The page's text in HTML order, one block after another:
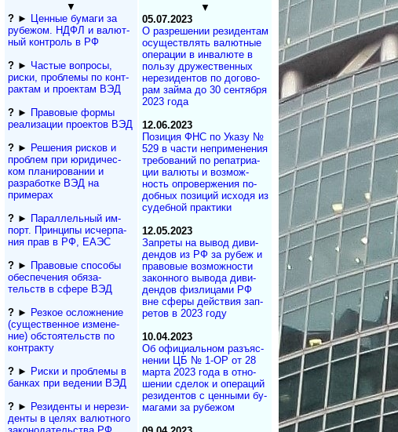
▼
?► Ценные бумаги за
рубежом. НДФЛ и ва­лют­
ный кон­т­роль в РФ
?► Частые вопросы,
рис­ки, проблемы по конт­
рактам и проектам ВЭД
?► Правовые формы
реализации проектов ВЭД
?► Решения рисков и
про­блем при юридичес­
ком планирова­нии и
разра­ботке ВЭД на
примерах
?► Параллельный им­
порт. Прин­ци­пы ис­чер­па­
ния прав в РФ, ЕАЭС
?► Правовые способы
обеспечения обяза­
тельств в сфере ВЭД
?► Резкое осложнение
(сущест­вен­ное измене­
ние) обсто­ятельств по
контракту
?► Риски и проблемы в
банках при ведении ВЭД
?► Резиденты и не­ре­зи­
ден­ты в целях валютного
▼
05.07.2023
О разрешении ре­зи­ден­там
осу­щест­в­лять ва­лют­ные
опе­ра­ции в ин­ва­люте в
поль­зу дру­жест­вен­ных
не­ре­зи­ден­тов по до­го­во­
рам зай­ма до 30 сен­тяб­ря
2023 года
12.06.2023
Позиция ФНС по Ука­зу №
529 в час­ти не­при­ме­не­ния
тре­бо­ва­ний по ре­пат­ри­а­
ции ва­лю­ты и воз­мож­
ность оп­ро­вер­же­ния по­
доб­ных по­зи­ций ис­хо­дя из
су­деб­ной прак­тики
12.05.2023
Запреты на вы­вод ди­ви­
ден­дов из РФ за ру­беж и
пра­во­вые воз­мож­но­сти
за­кон­но­го вы­во­да ди­ви­
ден­дов физ­ли­ца­ми РФ
вне сфе­ры дей­ст­вия за­п­
ре­тов в 2023 году
10.04.2023
Об официальном разъ­яс­
не­нии ЦБ № 1-ОР от 28
мар­та 2023 го­да в от­но­
ше­нии сде­лок и опе­ра­ций
ре­зи­ден­тов с цен­ны­ми бу­
ма­га­ми за рубежом